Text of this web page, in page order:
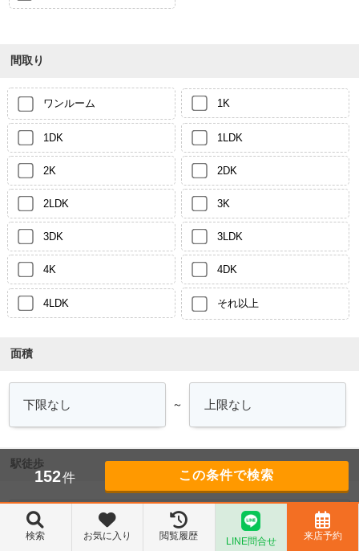
間取り
ワンルーム 1K
1DK 1LDK
2K 2DK
2LDK 3K
3DK 3LDK
4K 4DK
4LDK それ以上
面積
～
駅徒歩
152件
検索 お気に入り 閲覧履歴 LINE問合せ 来店予約